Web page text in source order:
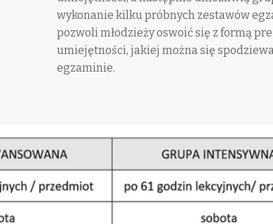
wykonanie kilku próbnych zestawów
pozwoli młodzieży oswoić się z formą
umiejętności, jakiej można się
egzaminie.